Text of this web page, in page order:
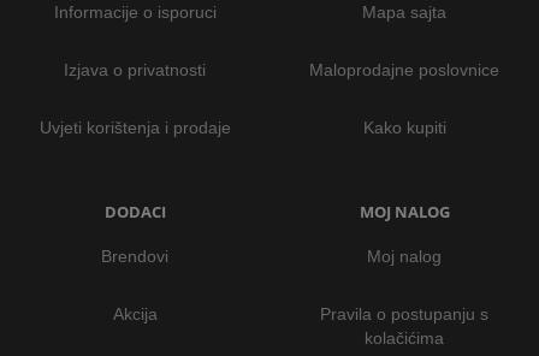
Informacije o isporuci
Izjava o privatnosti
Uvjeti korištenja i prodaje
Mapa sajta
Maloprodajne poslovnice
Kako kupiti
DODACI
Brendovi
Akcija
MOJ NALOG
Moj nalog
Pravila o postupanju s
kolačićima